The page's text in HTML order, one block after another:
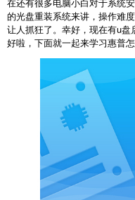
在还有很多电脑小白对于系统
的光盘重装系统来讲，操作难
让人抓狂了。幸好，现在有u盘
好啦，下面就一起来学习惠普